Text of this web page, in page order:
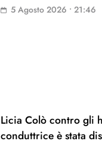
5 Agosto 2026 • 21:46
Licia Colò contro gli
conduttrice è stata